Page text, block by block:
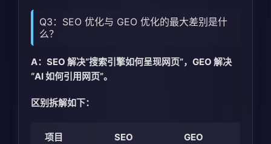
Q3：SEO 优化与 GEO 优化的最大差别是什
么？
A：SEO 解决“搜索引擎如何呈现网页”，GEO 解决
“AI 如何引用网页”。
区别拆解如下：
项目 SEO GEO